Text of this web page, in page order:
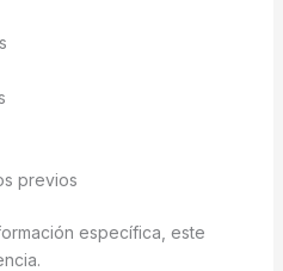
previos
específica, este